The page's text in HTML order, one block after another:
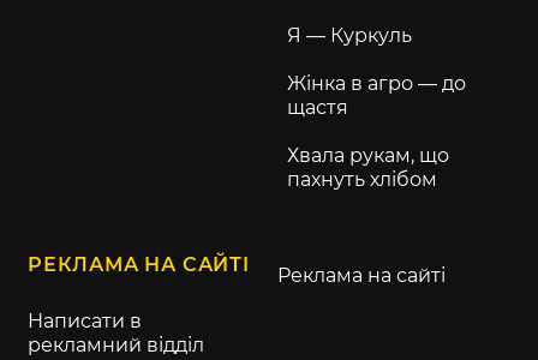
Я — Куркуль
Жінка в агро — до
щастя
Хвала рукам, що
пахнуть хлібом
РЕКЛАМА НА САЙТІ
Написати в
рекламний відділ
Реклама на сайті